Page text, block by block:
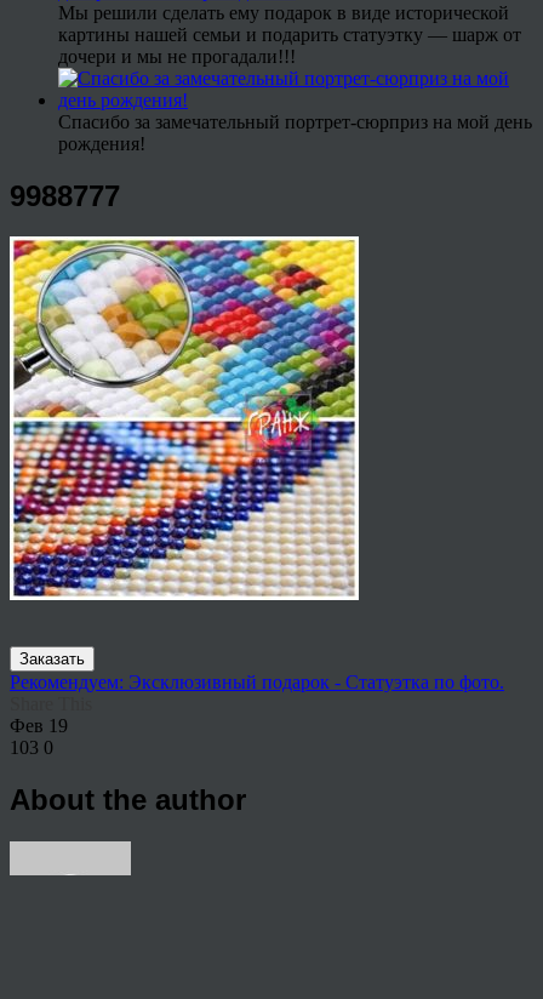
Мы решили сделать ему подарок в виде исторической
картины нашей семьи и подарить статуэтку — шарж от
дочери и мы не прогадали!!!
Спасибо за замечательный портрет-сюрприз на мой день
рождения!
9988777
Заказать
Рекомендуем: Эксклюзивный подарок - Статуэтка по фото.
Фев 19
103 0
About the author